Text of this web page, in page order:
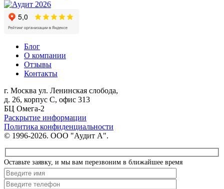
Блог
О компании
Отзывы
Контакты
г. Москва ул. Ленинская слобода,
д. 26, корпус С, офис 313
БЦ Омега-2
Раскрытие информации
Политика конфиденциальности
© 1996-2026. ООО "Аудит А".
Оставьте заявку, и мы вам перезвоним в ближайшее время